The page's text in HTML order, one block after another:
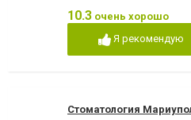
10.3 очень хорошо
Я рекомендую
Стоматология